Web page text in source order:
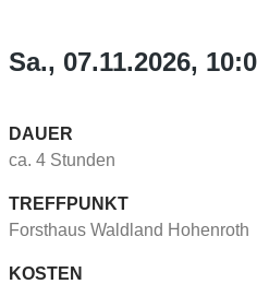
Sa., 07.11.2026,
DAUER
ca. 4 Stunden
TREFFPUNKT
Forsthaus Waldland Hohenroth
KOSTEN